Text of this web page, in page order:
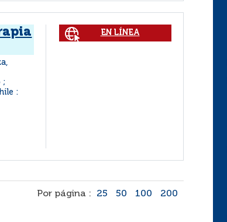
;
:
EN LÍNEA
Por página : 25 50 100 200